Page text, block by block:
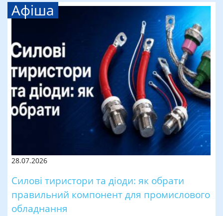
Афіша
28.07.2026
Силові тиристори та діоди: як обрати
правильний компонент для промислового
обладнання